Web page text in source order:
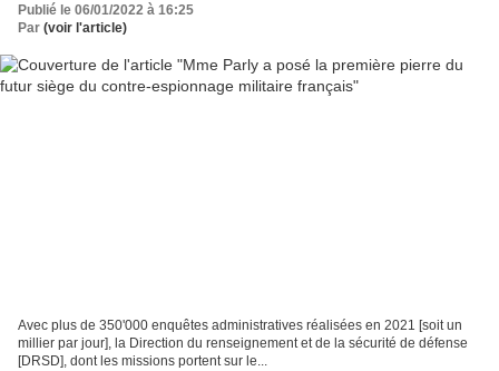
Publié le 06/01/2022 à 16:25
Par (voir l'article)
Avec plus de 350'000 enquêtes administratives réalisées en 2021 [soit un
millier par jour], la Direction du renseignement et de la sécurité de défense
[DRSD], dont les missions portent sur le...